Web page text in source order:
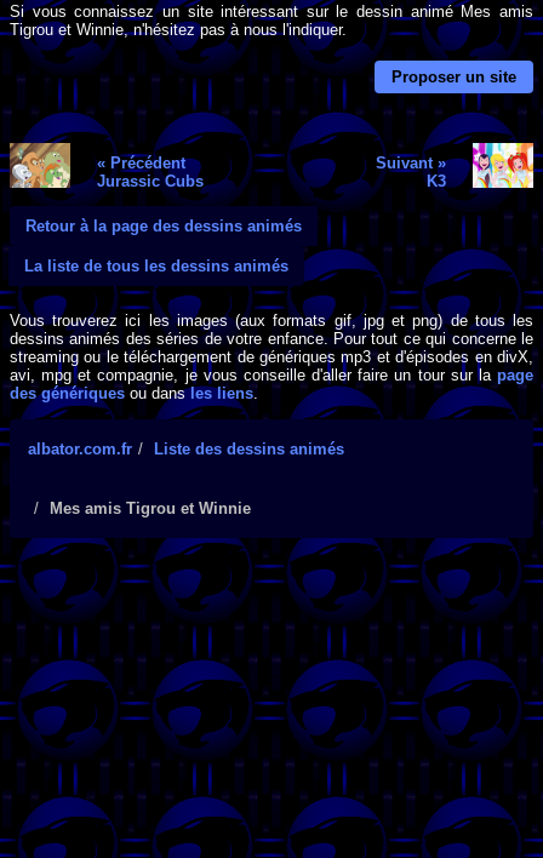
Si vous connaissez un site intéressant sur le dessin animé Mes amis
Tigrou et Winnie, n'hésitez pas à nous l'indiquer.
Proposer un site
« Précédent
Jurassic Cubs
Suivant »
K3
Retour à la page des dessins animés
La liste de tous les dessins animés
Vous trouverez ici les images (aux formats gif, jpg et png) de tous les
dessins animés des séries de votre enfance. Pour tout ce qui concerne le
streaming ou le téléchargement de génériques mp3 et d'épisodes en divX,
avi, mpg et compagnie, je vous conseille d'aller faire un tour sur la page
des génériques ou dansles liens.
albator.com.fr Liste des dessins animés
Mes amis Tigrou et Winnie